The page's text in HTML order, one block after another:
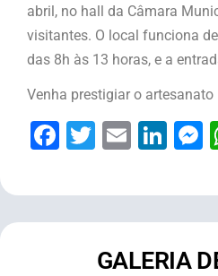
abril, no hall da Câmara
visitantes. O local funciona
das 8h às 13 horas, e a
Venha prestigiar o artesanato
Facebook
Twitter
Email
GALERIA